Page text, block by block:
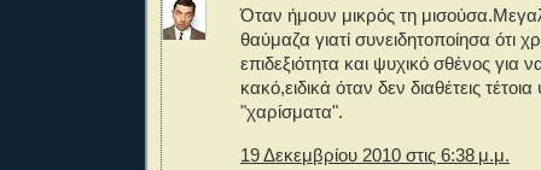
Όταν ήμουν μικρός τη
θαύμαζα γιατί συνειδητοποίησα ότι
επιδεξιότητα και ψυχικό σθένος για
κακό,ειδικά όταν δεν διαθέτεις
"χαρίσματα".
19 Δεκεμβρίου 2010 στις 6:38 μ.μ.